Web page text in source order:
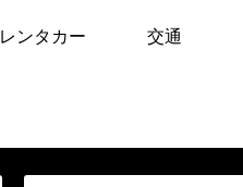
レンタカー 交通